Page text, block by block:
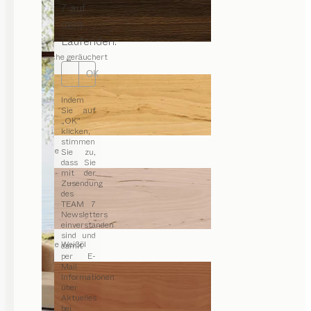
7 auf
dem
Laufenden.
OK
Indem
Sie auf
„OK“
klicken,
stimmen
Sie zu,
dass Sie
mit der
Zusendung
des
TEAM 7
Newsletters
einverstanden
sind und
damit
per E-
Mail
Informationen
über
Aktuelles
bei
Eiche geräuchert
Erle
Erle Weißöl